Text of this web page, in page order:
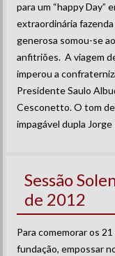
para um “happy Day”
extraordinária
generosa somou-se
anfitriões. A viagem
imperou a
Presidente Saulo
Cesconetto. O tom
impagável dupla
Sessão
de 2012
Para comemorar os
fundação, empossar